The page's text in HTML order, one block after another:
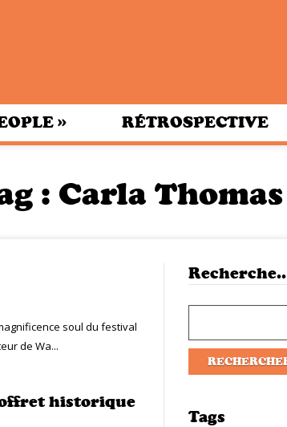
» RÉTROSPECTIVE
: Carla Thomas
soul du festival
de Wa...
historique
Recherche..
Tags